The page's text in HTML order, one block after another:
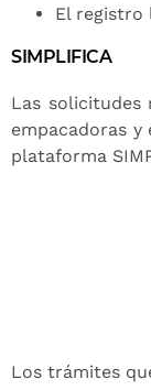
El registro
SIMPLIFICA
Las solicitudes
empacadoras
plataforma
Los trámites